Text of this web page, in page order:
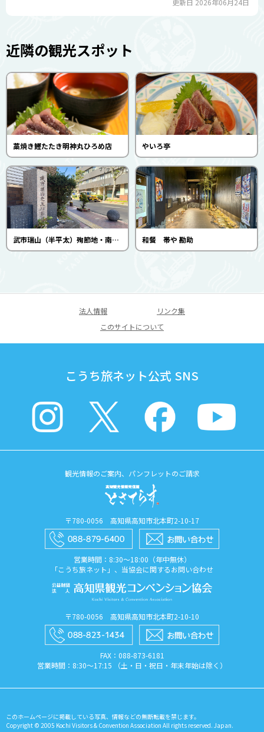
更新日 2026年06月24日
近隣の観光スポット
藁焼き鰹たたき明神丸ひろめ店 やいろ亭
武市瑞山（半平太）殉節地・南会所跡 和餐 帯や 勘助
法人情報
リンク集
このサイトについて
こうち旅ネット公式 SNS
観光情報のご案内、パンフレットのご請求
〒780-0056 高知県高知市北本町2-10-17
営業時間：8:30〜18:00（年中無休）
「こうち旅ネット」、当協会に関するお問い合わせ
〒780-0056 高知県高知市北本町2-10-10
FAX：088​-873​-6181
営業時間：8:30〜17:15 （土・日・祝日・年末年始は除く）
このホームページに掲載している写真、情報などの無断転載を禁じます。
Copyright © 2005 Kochi Visitors & Convention Association All rights reserved. Japan.